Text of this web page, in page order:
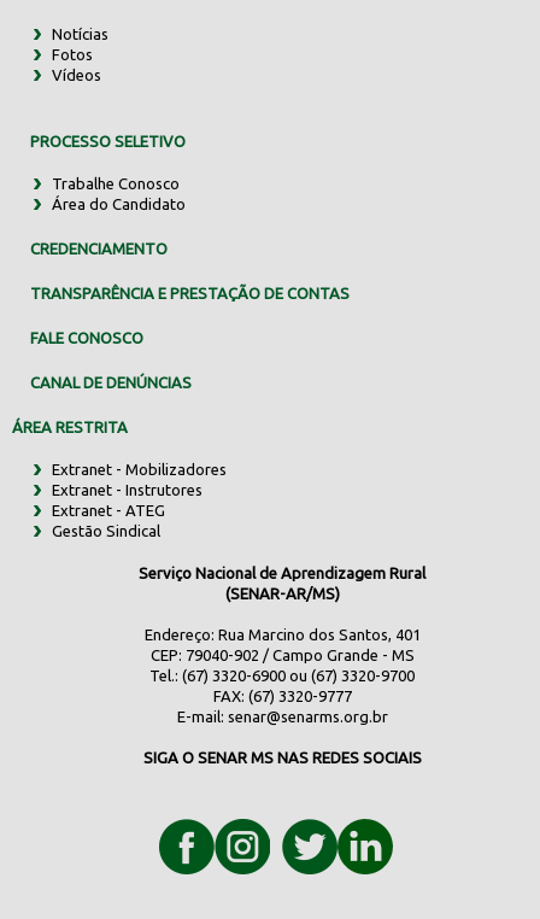
Notícias
Fotos
Vídeos
PROCESSO SELETIVO
Trabalhe Conosco
Área do Candidato
CREDENCIAMENTO
TRANSPARÊNCIA E PRESTAÇÃO DE CONTAS
FALE CONOSCO
CANAL DE DENÚNCIAS
ÁREA RESTRITA
Extranet - Mobilizadores
Extranet - Instrutores
Extranet - ATEG
Gestão Sindical
Serviço Nacional de Aprendizagem Rural
(SENAR-AR/MS)
Endereço: Rua Marcino dos Santos, 401
CEP: 79040-902 / Campo Grande - MS
Tel.: (67) 3320-6900 ou (67) 3320-9700
FAX: (67) 3320-9777
E-mail: senar@senarms.org.br
SIGA O SENAR MS NAS REDES SOCIAIS